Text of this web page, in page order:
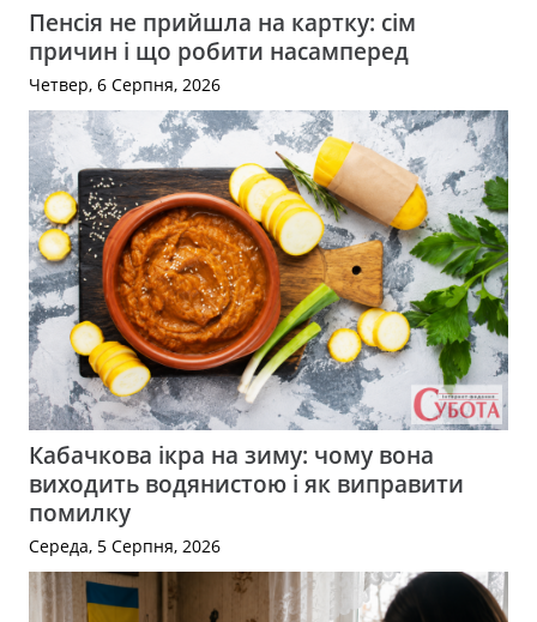
Пенсія не прийшла на картку: сім
причин і що робити насамперед
Четвер, 6 Серпня, 2026
Кабачкова ікра на зиму: чому вона
виходить водянистою і як виправити
помилку
Середа, 5 Серпня, 2026